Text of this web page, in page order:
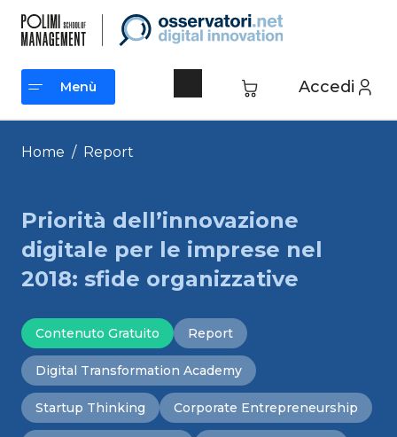
contenuto
Accedi
Menù
Menù
Home / Report
Priorità dell’innovazione
digitale per le imprese nel
2018: sfide organizzative
Contenuto Gratuito Report
Digital Transformation Academy
Startup Thinking Corporate Entrepreneurship